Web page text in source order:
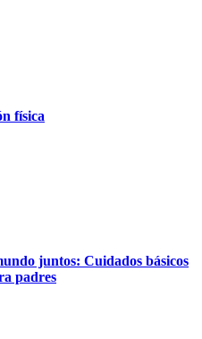
física
juntos: Cuidados básicos
padres